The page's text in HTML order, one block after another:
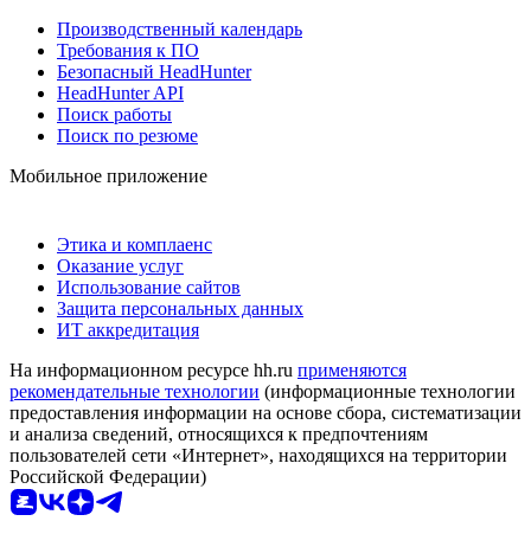
Производственный календарь
Требования к ПО
Безопасный HeadHunter
HeadHunter API
Поиск работы
Поиск по резюме
Мобильное приложение
Этика и комплаенс
Оказание услуг
Использование сайтов
Защита персональных данных
ИТ аккредитация
На информационном ресурсе hh.ru применяются
рекомендательные технологии (информационные технологии
предоставления информации на основе сбора, систематизации
и анализа сведений, относящихся к предпочтениям
пользователей сети «Интернет», находящихся на территории
Российской Федерации)